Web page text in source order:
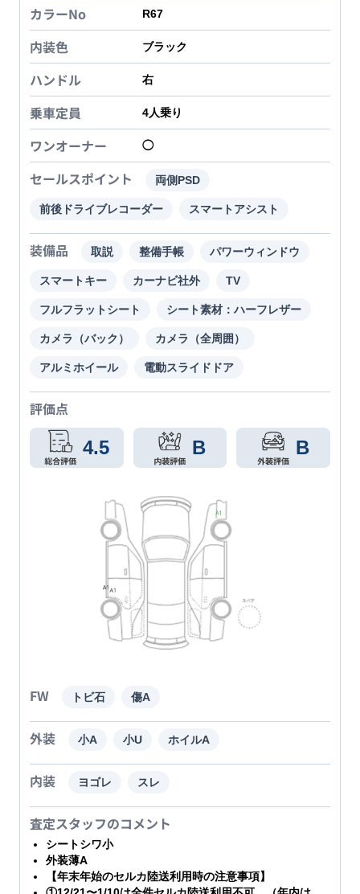
カラーNo R67
内装色 ブラック
ハンドル 右
乗車定員 4人乗り
ワンオーナー ◯
セールスポイント 両側PSD
前後ドライブレコーダー スマートアシスト
装備品 取説 整備手帳 パワーウィンドウ
スマートキー カーナビ社外 TV
フルフラットシート シート素材：ハーフレザー
カメラ（バック） カメラ（全周囲）
アルミホイール 電動スライドドア
評価点
4.5 B B
FW トビ石 傷A
外装 小A 小U ホイルA
内装 ヨゴレ スレ
査定スタッフのコメント
シートシワ小
外装薄A
【年末年始のセルカ陸送利用時の注意事項】